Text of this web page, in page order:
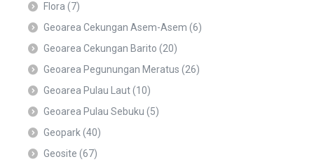
Flora (7)
Geoarea Cekungan Asem-Asem (6)
Geoarea Cekungan Barito (20)
Geoarea Pegunungan Meratus (26)
Geoarea Pulau Laut(10)
Geoarea Pulau Sebuku (5)
Geopark(40)
Geosite (67)